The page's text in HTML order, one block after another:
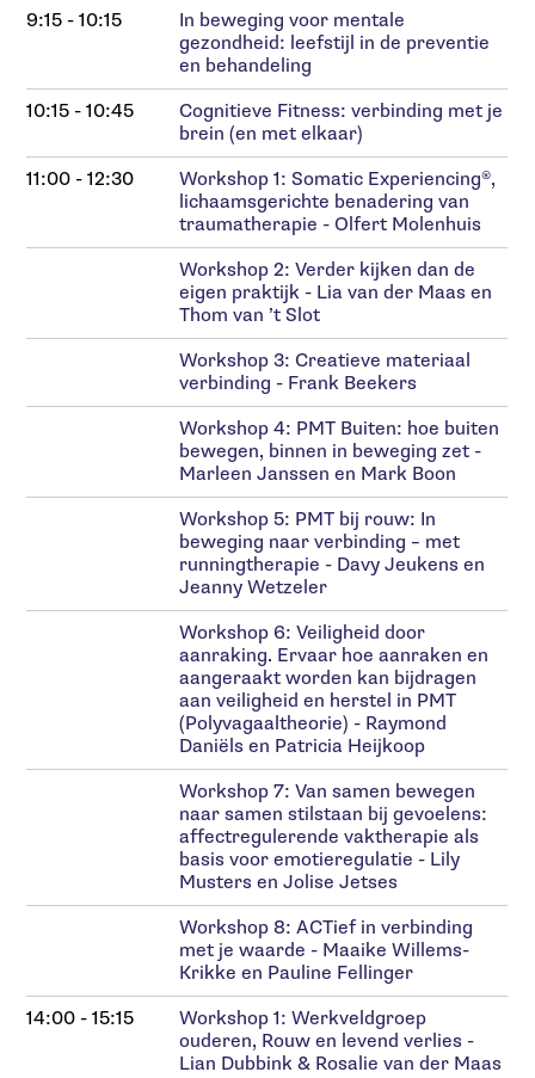
9:15 - 10:15
In beweging voor mentale
gezondheid: leefstijl in de preventie
en behandeling
10:15 - 10:45
Cognitieve Fitness: verbinding met je
brein (en met elkaar)
11:00 - 12:30
Workshop 1: Somatic Experiencing®,
lichaamsgerichte benadering van
traumatherapie - Olfert Molenhuis
Workshop 2: Verder kijken dan de
eigen praktijk - Lia van der Maas en
Thom van ’t Slot
Workshop 3: Creatieve materiaal
verbinding - Frank Beekers
Workshop 4: PMT Buiten: hoe buiten
bewegen, binnen in beweging zet -
Marleen Janssen en Mark Boon
Workshop 5: PMT bij rouw: In
beweging naar verbinding – met
runningtherapie - Davy Jeukens en
Jeanny Wetzeler
Workshop 6: Veiligheid door
aanraking. Ervaar hoe aanraken en
aangeraakt worden kan bijdragen
aan veiligheid en herstel in PMT
(Polyvagaaltheorie) - Raymond
Daniëls en Patricia Heijkoop
Workshop 7: Van samen bewegen
naar samen stilstaan bij gevoelens:
affectregulerende vaktherapie als
basis voor emotieregulatie - Lily
Musters en Jolise Jetses
Workshop 8: ACTief in verbinding
met je waarde - Maaike Willems-
Krikke en Pauline Fellinger
14:00 - 15:15
Workshop 1: Werkveldgroep
ouderen, Rouw en levend verlies -
Lian Dubbink & Rosalie van der Maas